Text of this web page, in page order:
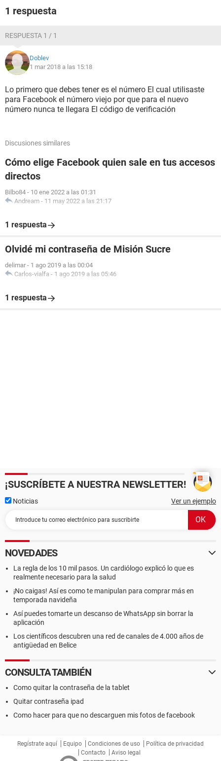
1 respuesta
RESPUESTA 1 / 1
Doblev
1 mar 2018 a las 15:18
Lo primero que debes tener es el número El cual utilisaste
para Facebook el número viejo por que para el nuevo
número nunca te llegara El código de verificación
Discusiones similares
Cómo elige Facebook quien sale en tus accesos
directos
Bilbo84 - 10 ene 2022 a las 01:31
Andream - 11 may 2022 a las 21:17
1 respuesta
Olvidé mi contraseña de Misión Sucre
delimar - 1 ago 2019 a las 00:04
Carlos-vialfa - 1 ago 2019 a las 05:46
1 respuesta
¡SUSCRÍBETE A NUESTRA NEWSLETTER!
Noticias Ver un ejemplo
NOVEDADES
La regla de los 10 mil pasos. Un cardiólogo explicó lo que es
realmente necesario para la salud
¡No caigas! Así es como te manipulan para comprar más en
temporada navideña
Así puedes tomarte un descanso de WhatsApp sin borrar la
aplicación
Los científicos descubren una red de canales de 4.000 años de
antigüedad en Belice
CONSULTA TAMBIÉN
Como quitar la contraseña de la tablet
Quitar contraseña ipad
Como hacer para que no descarguen mis fotos de facebook
Regístrate aquí Equipo Condiciones de uso
Política de privacidad
Contacto
Aviso legal